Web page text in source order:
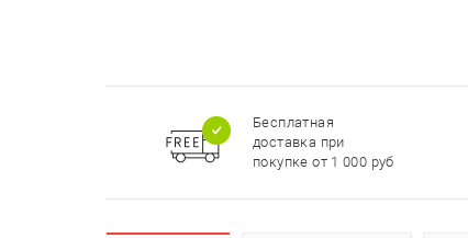
Бесплатная
доставка при
покупке от 1 000 руб